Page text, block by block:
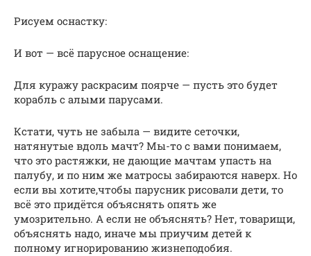
Рисуем оснастку:
И вот — всё парусное оснащение:
Для куражу раскрасим поярче — пусть это будет
корабль с алыми парусами.
Кстати, чуть не забыла — видите сеточки,
натянутые вдоль мачт? Мы-то с вами понимаем,
что это растяжки, не дающие мачтам упасть на
палубу, и по ним же матросы забираются наверх. Но
если вы хотите,чтобы парусник рисовали дети, то
всё это придётся объяснять опять же
умозрительно. А если не объяснять? Нет, товарищи,
объяснять надо, иначе мы приучим детей к
полному игнорированию жизнеподобия.